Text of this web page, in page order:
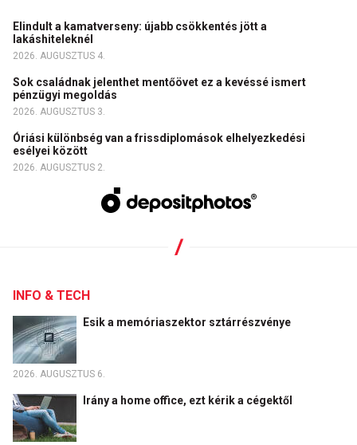
Elindult a kamatverseny: újabb csökkentés jött a
lakáshiteleknél
2026. AUGUSZTUS 4.
Sok családnak jelenthet mentőövet ez a kevéssé ismert
pénzügyi megoldás
2026. AUGUSZTUS 3.
Óriási különbség van a frissdiplomások elhelyezkedési
esélyei között
2026. AUGUSZTUS 2.
INFO & TECH
Esik a memóriaszektor sztárrészvénye
2026. AUGUSZTUS 6.
Irány a home office, ezt kérik a cégektől